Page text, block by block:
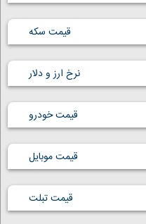
قیمت سکه
نرخ ارز و دلار
قیمت خودرو
قیمت موبایل
قیمت تبلت